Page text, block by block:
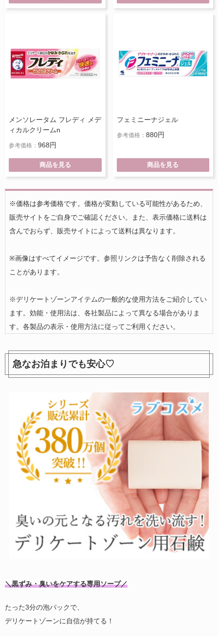
メンソレータム フレディ メデ
ィカルクリームn
参考価格： 968円
商品を見る
フェミニーナジェル
参考価格： 880円
商品を見る
※価格は参考価格です。価格が変動している可能性があるため、
販売サイトをご自身でご確認ください。また、表示価格に送料は
含んでおらず、販売サイトによって送料は異なります。
※画像はすべてイメージです。参照リンクは予告なく削除される
ことがあります。
※デリケートゾーンアイテムの一般的な使用方法をご紹介してい
ます。効能・使用法は、各社製品によって異なる場合がありま
す。各製品の表示・使用方法に従ってご利用ください。
急なお泊まりでも安心♡
＼黒ずみ・臭いをケアする専用ソープ／
たった3分の泡パックで、
デリケートゾーンに自信が持てる！